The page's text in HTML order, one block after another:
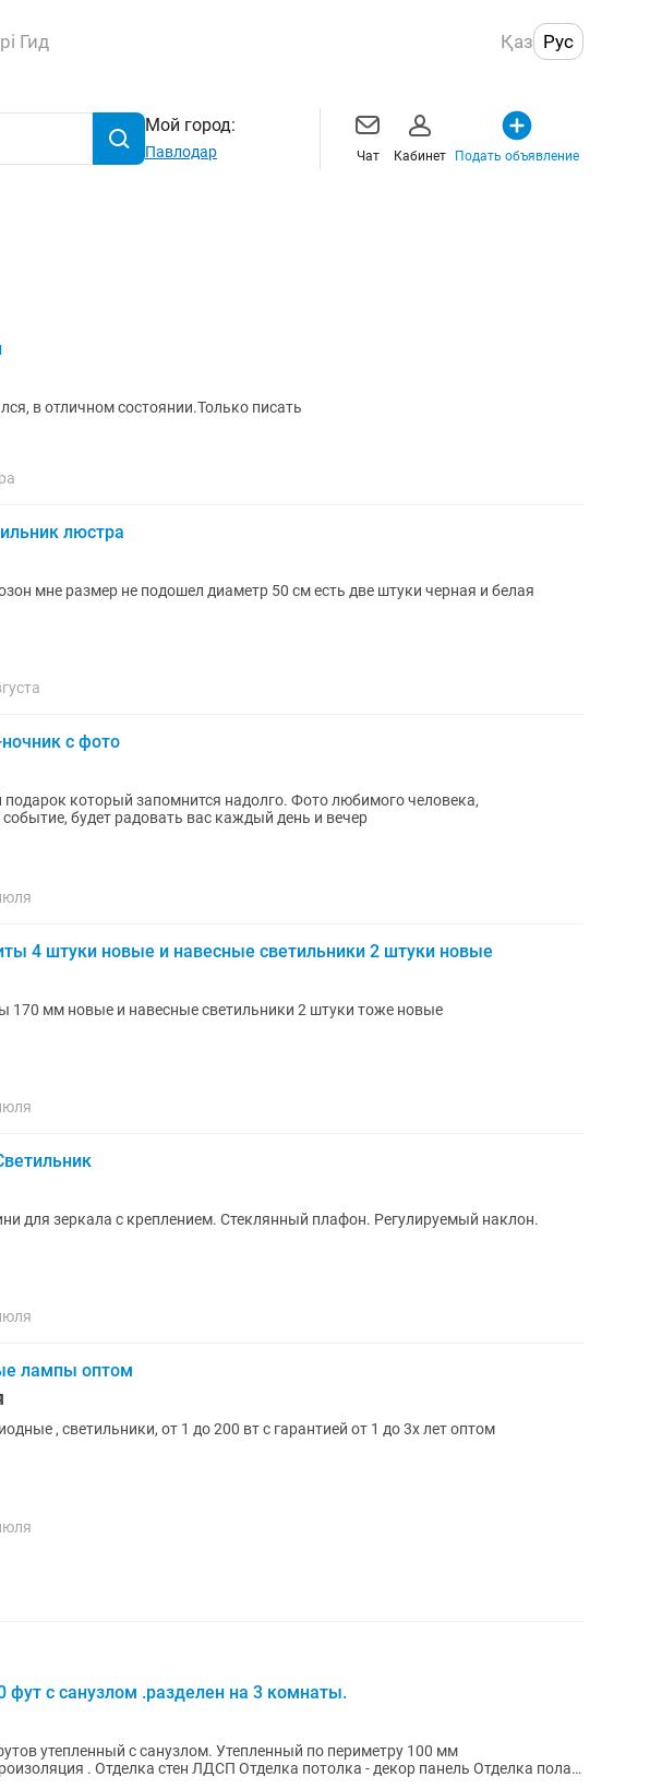
Гид Қаз Рус
Мой город:
Павлодар Чат Кабинет Подать объявление
в отличном состоянии.Только писать
люстра
мне размер не подошел диаметр 50 см есть две штуки черная и белая
с фото
который запомнится надолго. Фото любимого человека,
будет радовать вас каждый день и вечер
4 штуки новые и навесные светильники 2 штуки новые
170 мм новые и навесные светильники 2 штуки тоже новые
для зеркала с креплением. Стеклянный плафон. Регулируемый наклон.
лампы оптом
, светильники, от 1 до 200 вт с гарантией от 1 до 3х лет оптом
фут с санузлом .разделен на 3 комнаты.
с санузлом. Утепленный по периметру 100 мм
. Отделка стен ЛДСП Отделка потолка - декор панель Отделка пола